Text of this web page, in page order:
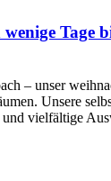
Tage
– unser
Unsere
und vielfältige